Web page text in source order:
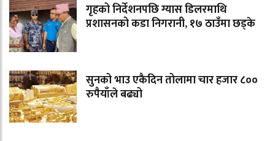
गृहको निर्देशनपछि ग्यास डिलरमाथि
प्रशासनको कडा निगरानी, १७ ठाउँमा छड्के
सुनको भाउ एकैदिन तोलामा चार हजार ८००
रुपैयाँले बढ्यो